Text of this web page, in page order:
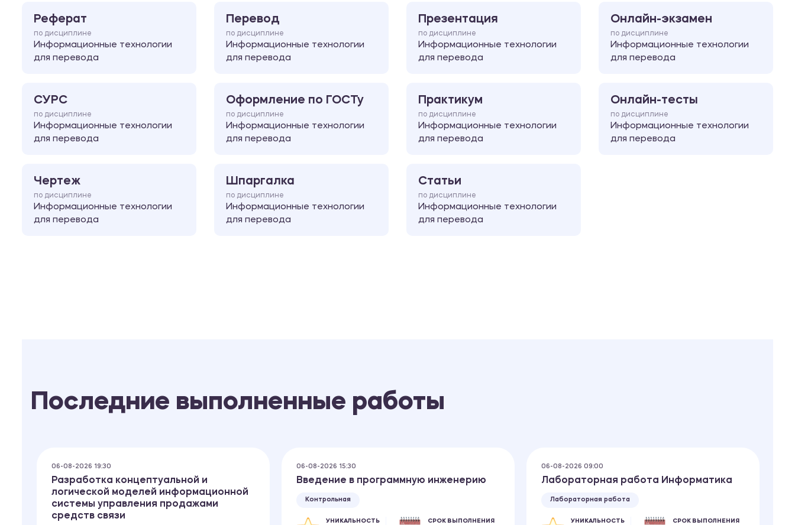
Реферат
по дисциплине
Информационные технологии
для перевода
Перевод
по дисциплине
Информационные технологии
для перевода
Презентация
по дисциплине
Информационные технологии
для перевода
Онлайн-экзамен
по дисциплине
Информационные технологии
для перевода
СУРС
по дисциплине
Информационные технологии
для перевода
Оформление по ГОСТу
по дисциплине
Информационные технологии
для перевода
Практикум
по дисциплине
Информационные технологии
для перевода
Онлайн-тесты
по дисциплине
Информационные технологии
для перевода
Чертеж
по дисциплине
Информационные технологии
для перевода
Шпаргалка
по дисциплине
Информационные технологии
для перевода
Статьи
по дисциплине
Информационные технологии
для перевода
Последние выполненные работы
06-08-2026 19:30
Разработка концептуальной и
логической моделей информационной
системы управления продажами
средств связи
06-08-2026 15:30
Введение в программную инженерию
Контрольная
УНИКАЛЬНОСТЬ СРОК ВЫПОЛНЕНИЯ
06-08-2026 09:00
Лабораторная работа Информатика
Лабораторная работа
УНИКАЛЬНОСТЬ СРОК ВЫПОЛНЕНИЯ